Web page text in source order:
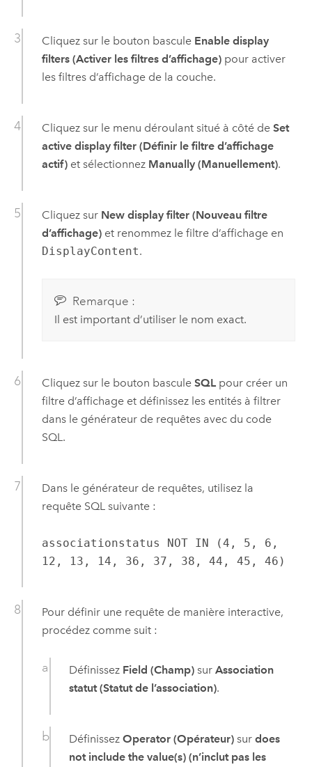
Cliquez sur le bouton bascule Enable display
filters (Activer les filtres d’affichage)pour activer
les filtres d’affichage de la couche.
Cliquez sur le menu déroulant situé à côté de Set
active display filter (Définir le filtre d’affichage
actif)et sélectionnez Manually (Manuellement).
Cliquez sur New display filter (Nouveau filtre
d’affichage)et renommez le filtre d’affichage en
DisplayContent.
Remarque :
Il est important d’utiliser le nom exact.
Cliquez sur le bouton bascule SQLpour créer un
filtre d’affichage et définissez les entités à filtrer
dans le générateur de requêtes avec du code
SQL.
Dans le générateur de requêtes, utilisez la
requête SQL suivante :
associationstatus NOT IN (4, 5, 6,
12, 13, 14, 36, 37, 38, 44, 45, 46)
Pour définir une requête de manière interactive,
procédez comme suit :
Définissez Field (Champ) surAssociation
statut (Statut de l’association).
DéfinissezOperator (Opérateur) surdoes
not include the value(s) (n’inclut pas les